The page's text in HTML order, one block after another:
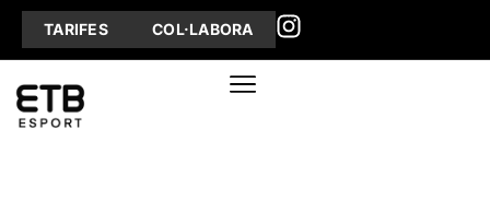
TARIFES COL·LABORA